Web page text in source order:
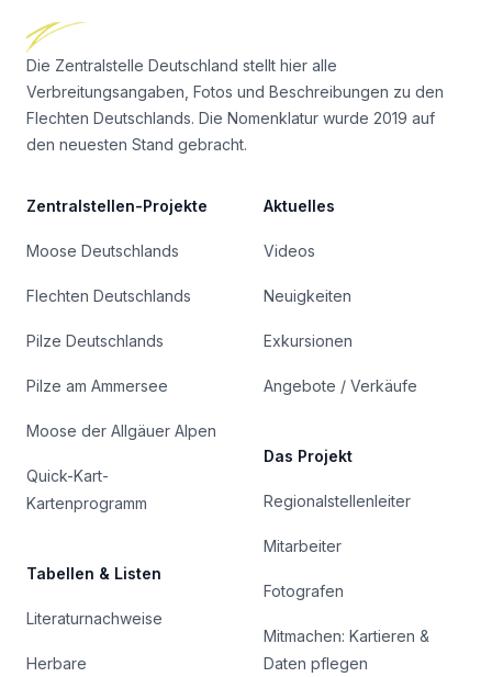
Die Zentralstelle Deutschland stellt hier alle
Verbreitungsangaben, Fotos und Beschreibungen zu den
Flechten Deutschlands. Die Nomenklatur wurde 2019 auf
den neuesten Stand gebracht.
Zentralstellen-Projekte
Moose Deutschlands
Flechten Deutschlands
Pilze Deutschlands
Pilze am Ammersee
Moose der Allgäuer Alpen
Quick-Kart-
Kartenprogramm
Tabellen & Listen
Literaturnachweise
Herbare
Aktuelles
Videos
Neuigkeiten
Exkursionen
Angebote / Verkäufe
Das Projekt
Regionalstellenleiter
Mitarbeiter
Fotografen
Mitmachen: Kartieren &
Daten pflegen